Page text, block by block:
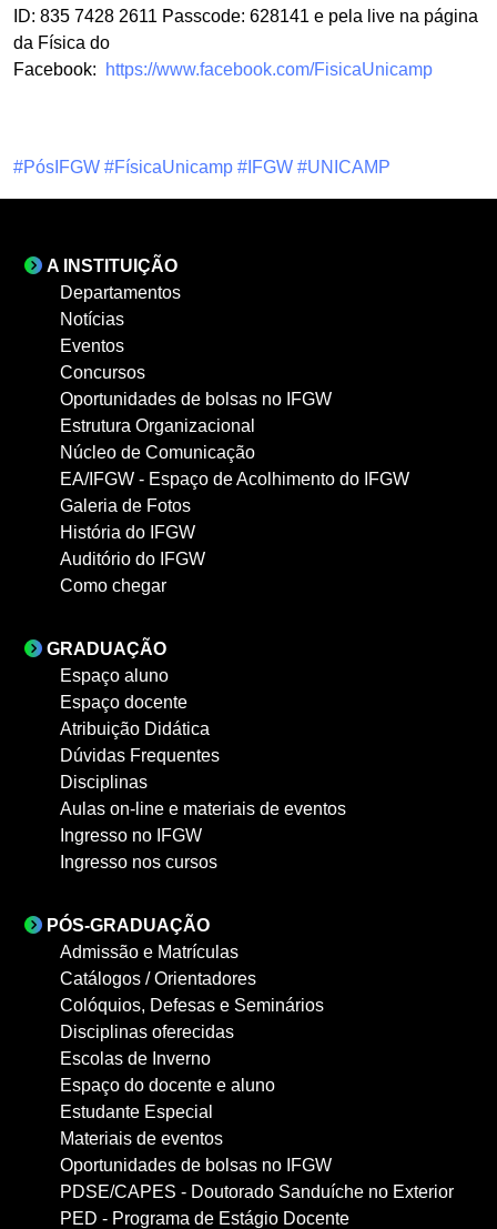
ID: 835 7428 2611 Passcode: 628141 e pela live na página
da Física do
Facebook:
https://www.facebook.com/FisicaUnicamp
#PósIFGW #FísicaUnicamp #IFGW #UNICAMP
A INSTITUIÇÃO
Departamentos
Notícias
Eventos
Concursos
Oportunidades de bolsas no IFGW
Estrutura Organizacional
Núcleo de Comunicação
EA/IFGW - Espaço de Acolhimento do IFGW
Galeria de Fotos
História do IFGW
Auditório do IFGW
Como chegar
GRADUAÇÃO
Espaço aluno
Espaço docente
Atribuição Didática
Dúvidas Frequentes
Disciplinas
Aulas on-line e materiais de eventos
Ingresso no IFGW
Ingresso nos cursos
PÓS-GRADUAÇÃO
Admissão e Matrículas
Catálogos / Orientadores
Colóquios, Defesas e Seminários
Disciplinas oferecidas
Escolas de Inverno
Espaço do docente e aluno
Estudante Especial
Materiais de eventos
Oportunidades de bolsas no IFGW
PDSE/CAPES - Doutorado Sanduíche no Exterior
PED - Programa de Estágio Docente